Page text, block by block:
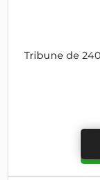
Tribune de